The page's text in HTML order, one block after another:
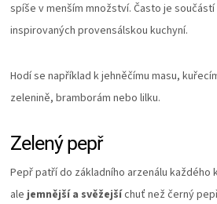
spíše v menším množství. Často je
inspirovaných provensálskou kuchyní.
Hodí se například k jehněčímu masu,
zelenině, bramborám nebo lilku.
Zelený pepř
Pepř patří do základního arzenálu každého
alejemnější a svěžejšíchuť než černý